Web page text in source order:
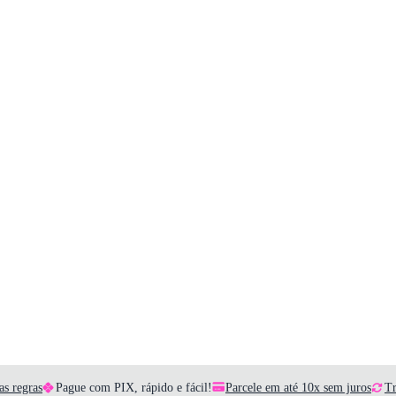
regras Pague com PIX, rápido e fácil! Parcele em até 10x sem juros